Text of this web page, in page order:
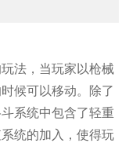
法，当玩家以枪械
候可以移动。除了
系统中包含了轻重
统的加入，使得玩